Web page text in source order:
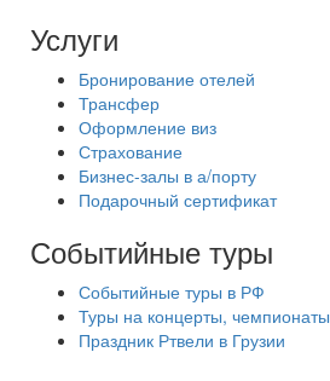
Услуги
Бронирование отелей
Трансфер
Оформление виз
Страхование
Бизнес-залы в а/порту
Подарочный сертификат
Событийные туры
Событийные туры в РФ
Туры на концерты, чемпионаты
Праздник Ртвели в Грузии